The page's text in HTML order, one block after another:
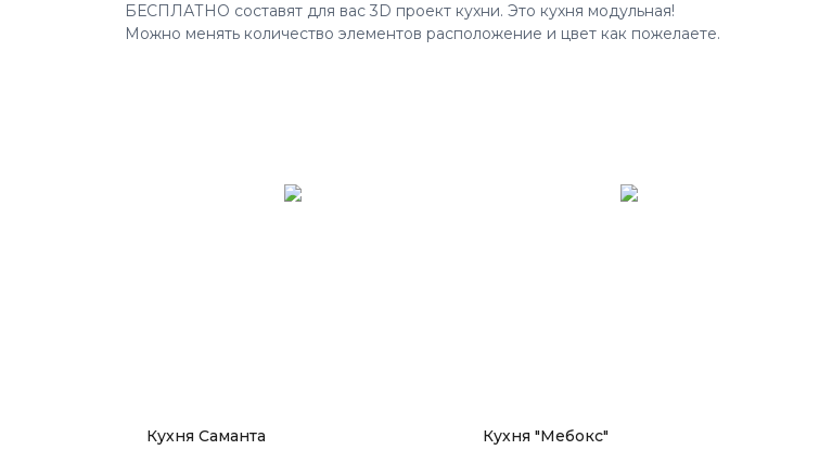
БЕСПЛАТНО составят для вас 3D проект кухни. Это кухня модульная!
Можно менять количество элементов расположение и цвет как пожелаете.
Кухня Саманта
Кухня "Мебокс"